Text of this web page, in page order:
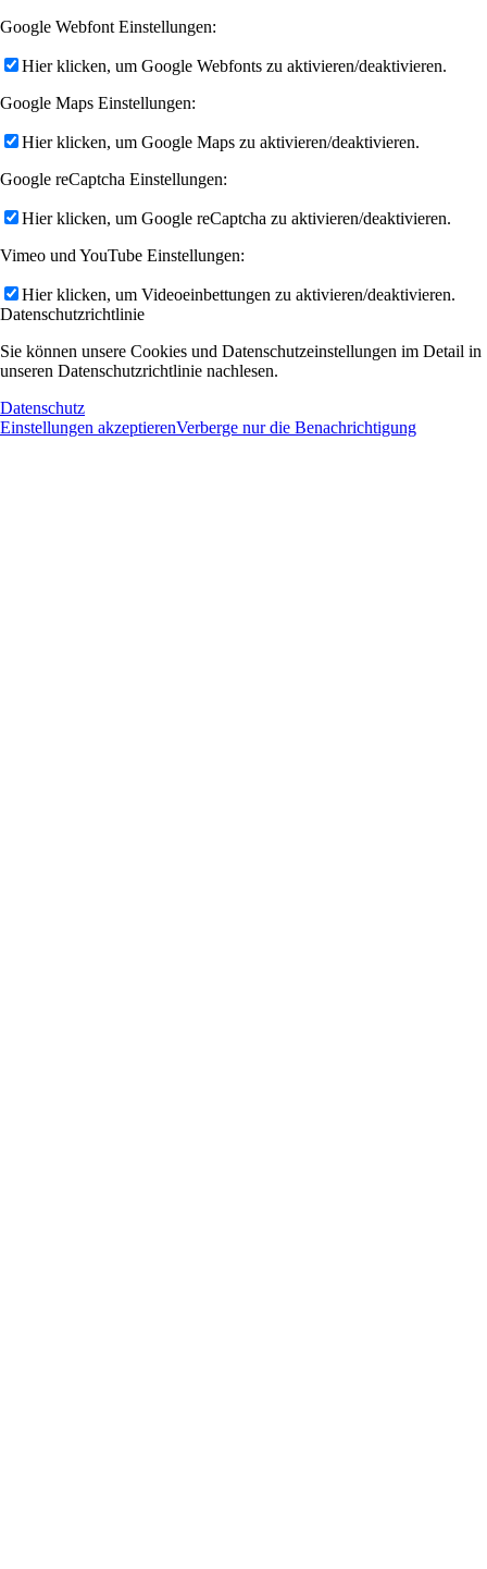
Google Webfont Einstellungen:
Hier klicken, um Google Webfonts zu aktivieren/deaktivieren.
Google Maps Einstellungen:
Hier klicken, um Google Maps zu aktivieren/deaktivieren.
Google reCaptcha Einstellungen:
Hier klicken, um Google reCaptcha zu aktivieren/deaktivieren.
Vimeo und YouTube Einstellungen:
Hier klicken, um Videoeinbettungen zu aktivieren/deaktivieren.
Datenschutzrichtlinie
Sie können unsere Cookies und Datenschutzeinstellungen im Detail in
unseren Datenschutzrichtlinie nachlesen.
Datenschutz
Einstellungen akzeptierenVerberge nur die Benachrichtigung